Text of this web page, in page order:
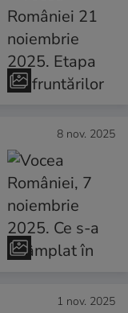
8 nov. 2025
1 nov. 2025